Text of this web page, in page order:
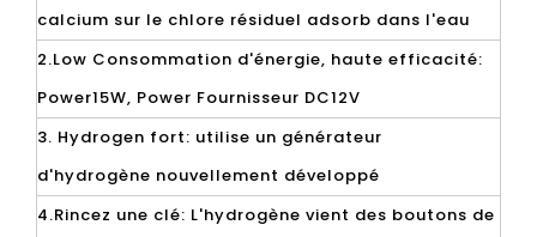
calcium sur le chlore résiduel adsorb dans l'eau
2.Low Consommation d'énergie, haute efficacité:
Power15W, Power Fournisseur DC12V
3. Hydrogen fort: utilise un générateur
d'hydrogène nouvellement développé
4.Rincez une clé: L'hydrogène vient des boutons de